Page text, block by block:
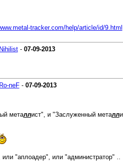
tracker.com/help/article/id/9.html
Nihilist- 07-09-2013
Ro-neF- 07-09-2013
металлист", и "Заслуженный металл
"аплоадер", или "администратор" ..